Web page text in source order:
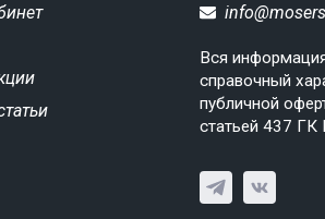
Вся
справочный
публичной
статьей 437